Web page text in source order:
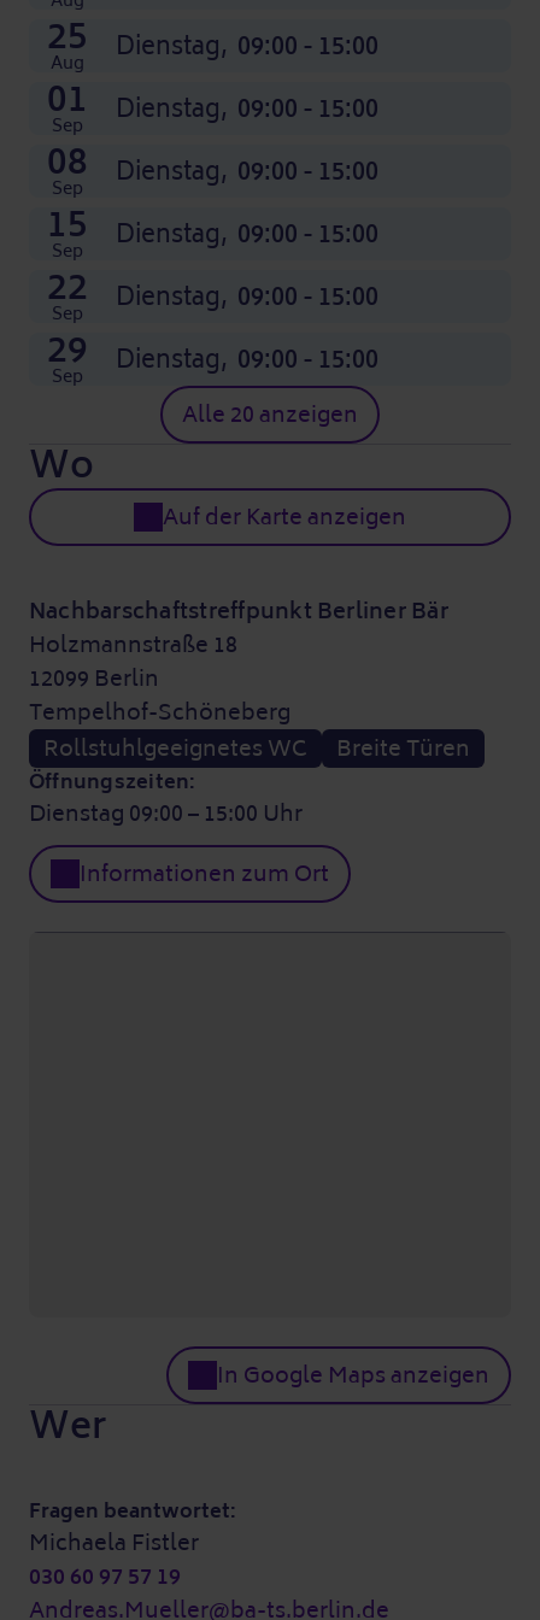
25
Aug Dienstag, 09:00 - 15:00
01
Sep Dienstag, 09:00 - 15:00
08
Sep Dienstag, 09:00 - 15:00
15
Sep Dienstag, 09:00 - 15:00
22
Sep Dienstag, 09:00 - 15:00
29
Sep Dienstag, 09:00 - 15:00
Alle 20 anzeigen
Wo
Auf der Karte anzeigen
Nachbarschaftstreffpunkt Berliner Bär
Holzmannstraße 18
12099 Berlin
Tempelhof-Schöneberg
Rollstuhlgeeignetes WC
Breite Türen
Öffnungszeiten:
Dienstag 09:00 – 15:00 Uhr
Informationen zum Ort
In Google Maps anzeigen
Wer
Fragen beantwortet:
Michaela Fistler
030 60 97 57 19
Andreas.Mueller@ba-ts.berlin.de